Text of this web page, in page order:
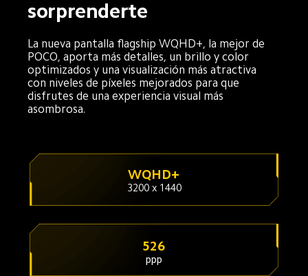
sorprenderte
La nueva pantalla flagship WQHD+, la mejor de
POCO, aporta más detalles, un brillo y color
optimizados y una visualización más atractiva
con niveles de píxeles mejorados para que
disfrutes de una experiencia visual más
asombrosa.
WQHD+
3200 x 1440
526
ppp